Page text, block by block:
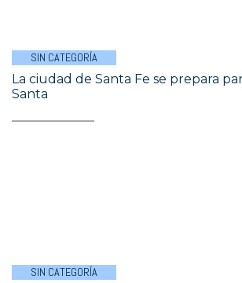
SIN CATEGORÍA
La ciudad de Santa Fe se prepara
Santa
SIN CATEGORÍA